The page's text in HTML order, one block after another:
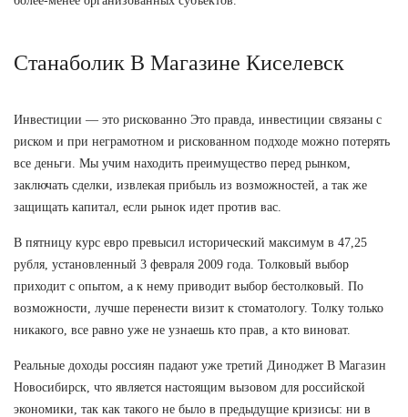
Станаболик В Магазине Киселевск
Инвестиции — это рискованно Это правда, инвестиции связаны с
риском и при неграмотном и рискованном подходе можно потерять
все деньги. Мы учим находить преимущество перед рынком,
заключать сделки, извлекая прибыль из возможностей, а так же
защищать капитал, если рынок идет против вас.
В пятницу курс евро превысил исторический максимум в 47,25
рубля, установленный 3 февраля 2009 года. Толковый выбор
приходит с опытом, а к нему приводит выбор бестолковый. По
возможности, лучше перенести визит к стоматологу. Толку только
никакого, все равно уже не узнаешь кто прав, а кто виноват.
Реальные доходы россиян падают уже третий Диноджет В Магазин
Новосибирск, что является настоящим вызовом для российской
экономики, так как такого не было в предыдущие кризисы: ни в